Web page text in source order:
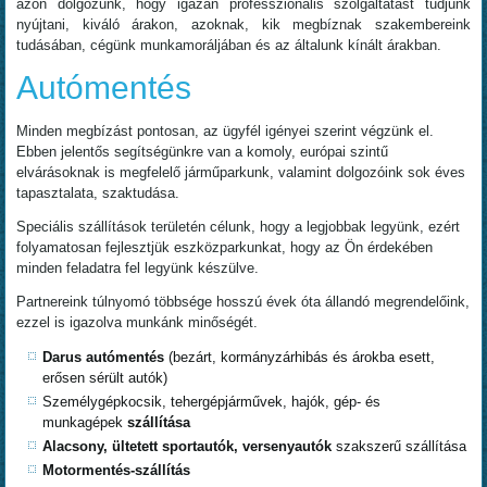
azon dolgozunk, hogy igazán professzionális szolgáltatást tudjunk
nyújtani, kiváló árakon, azoknak, kik megbíznak szakembereink
tudásában, cégünk munkamoráljában és az általunk kínált árakban.
Autómentés
Minden megbízást pontosan, az ügyfél igényei szerint végzünk el.
Ebben jelentős segítségünkre van a komoly, európai szintű
elvárásoknak is megfelelő járműparkunk, valamint dolgozóink sok éves
tapasztalata, szaktudása.
Speciális szállítások területén célunk, hogy a legjobbak legyünk, ezért
folyamatosan fejlesztjük eszközparkunkat, hogy az Ön érdekében
minden feladatra fel legyünk készülve.
Partnereink túlnyomó többsége hosszú évek óta állandó megrendelőink,
ezzel is igazolva munkánk minőségét.
Darus autómentés(bezárt, kormányzárhibás és árokba esett,
erősen sérült autók)
Személygépkocsik, tehergépjárművek, hajók, gép- és
munkagépekszállítása
Alacsony, ültetett sportautók, versenyautókszakszerű szállítása
Motormentés-szállítás